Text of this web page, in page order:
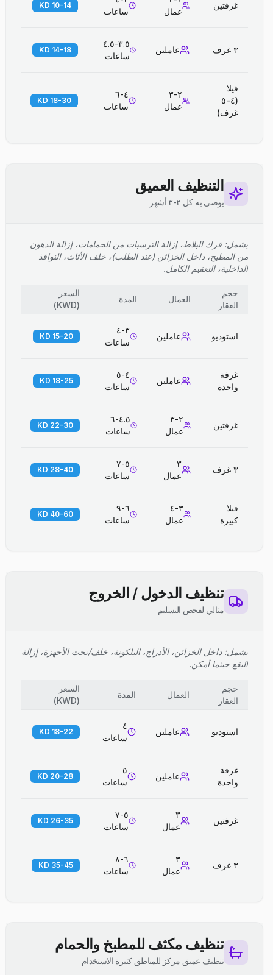
غرفتين
عمال
ساعات
10-14 KD
٣ غرف عاملين
٣.٥-٤.٥
ساعات
14-18 KD
فيلا
(٤-٥
غرف)
٢-٣
عمال
٤-٦
ساعات
18-30 KD
التنظيف العميق
يوصى به كل ٢-٣ أشهر
يشمل: فرك البلاط، إزالة الترسبات من الحمامات، إزالة الدهون
من المطبخ، داخل الخزائن (عند الطلب)، خلف الأثاث، النوافذ
الداخلية، التعقيم الكامل.
حجم
العقار
العمال المدة
السعر
(
KWD
)
استوديو عاملين
٣-٤
ساعات
15-20 KD
غرفة
واحدة
عاملين
٤-٥
ساعات
18-25 KD
غرفتين
٢-٣
عمال
٤.٥-٦
ساعات
22-30 KD
٣ غرف
٣
عمال
٥-٧
ساعات
28-40 KD
فيلا
كبيرة
٣-٤
عمال
٦-٩
ساعات
40-60 KD
تنظيف الدخول / الخروج
مثالي لفحص التسليم
يشمل: داخل الخزائن، الأدراج، البلكونة، خلف/تحت الأجهزة، إزالة
البقع حيثما أمكن.
حجم
العقار
العمال المدة
السعر
(
KWD
)
استوديو عاملين
٤
ساعات
18-22 KD
غرفة
واحدة
عاملين
٥
ساعات
20-28 KD
غرفتين
٣
عمال
٥-٧
ساعات
26-35 KD
٣ غرف
٣
عمال
٦-٨
ساعات
35-45 KD
تنظيف مكثف للمطبخ والحمام
تنظيف عميق مركز للمناطق كثيرة الاستخدام